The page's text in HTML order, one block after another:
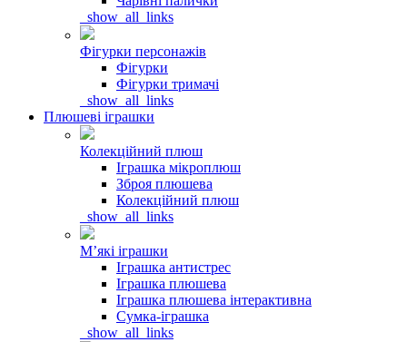
_show_all_links
Фігурки персонажів
Фігурки
Фігурки тримачі
_show_all_links
Плюшеві іграшки
Колекційний плюш
Іграшка мікроплюш
Зброя плюшева
Колекційний плюш
_show_all_links
Мʼякі іграшки
Іграшка антистрес
Іграшка плюшева
Іграшка плюшева інтерактивна
Сумка-іграшка
_show_all_links